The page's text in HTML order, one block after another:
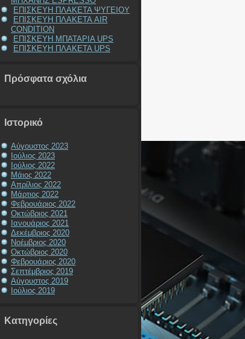
ΕΠΙΣΚΕΥΗ ΠΛΑΚΕΤΑ ΨΥΓΕΙΟΥ
ΕΠΙΣΚΕΥΗ ΠΛΑΚΕΤΑ AIR
CONDITION
ΕΠΙΣΚΕΥΗ ΜΠΑΤΑΡΙΑ UPS
ΕΠΙΣΚΕΥΗ ΠΛΑΚΕΤΑ UPS
Πρόσφατα σχόλια
Ιστορικό
Αύγουστος 2023
Ιούλιος 2023
Ιούλιος 2022
Μάιος 2022
Απρίλιος 2022
Μάρτιος 2022
Φεβρουάριος 2022
Οκτώβριος 2021
Ιανουάριος 2021
Δεκέμβριος 2020
Νοέμβριος 2020
Οκτώβριος 2020
Φεβρουάριος 2020
Σεπτέμβριος 2019
Αύγουστος 2019
Ιούλιος 2019
Kατηγορίες